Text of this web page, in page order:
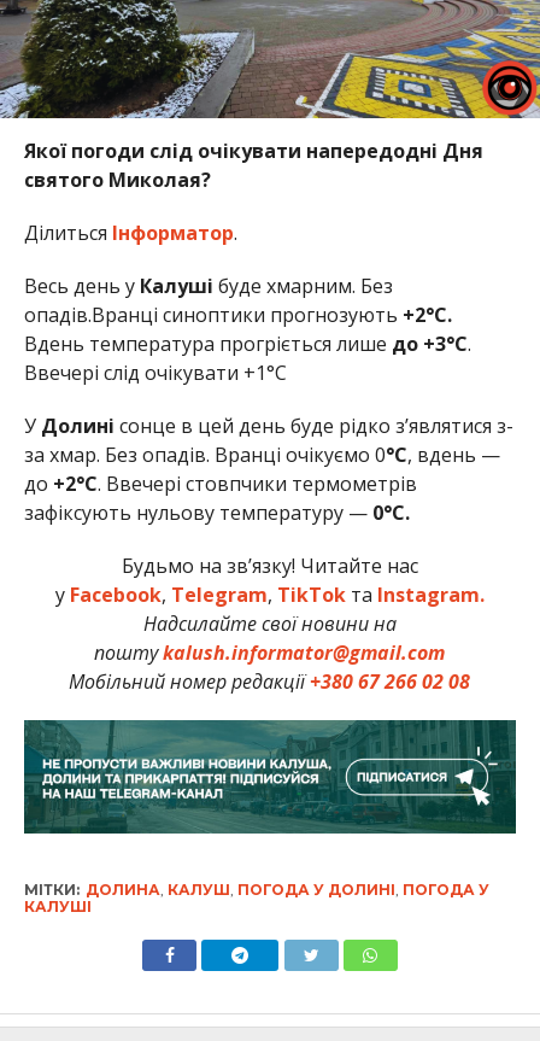
Якої погоди слід очікувати напередодні Дня
святого Миколая?
Ділиться Інформатор.
Весь день у Калуші буде хмарним. Без
опадів.Вранці синоптики прогнозують +2°C.
Вдень температура прогріється лише до +3°C.
Ввечері слід очікувати +1°C
У Долині сонце в цей день буде рідко з’являтися з-
за хмар. Без опадів. Вранці очікуємо 0°C, вдень —
до +2°C. Ввечері стовпчики термометрів
зафіксують нульову температуру —0°C.
Будьмо на зв’язку! Читайте нас
у Facebook, Telegram, TikTokта Instagram.
Надсилайте свої новини на
поштуkalush.informator@gmail.com
Мобільний номер редакції+380 67 266 02 08
МІТКИ: ДОЛИНА КАЛУШ ПОГОДА У ДОЛИНІ ПОГОДА У
КАЛУШІ